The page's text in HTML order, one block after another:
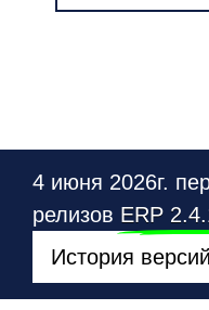
4 июня 2026г.
релизов ERP
История